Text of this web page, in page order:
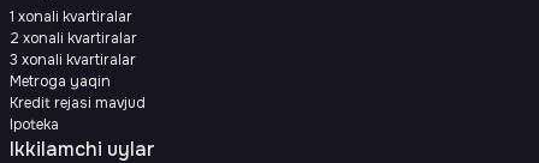
1 xonali kvartiralar
2 xonali kvartiralar
3 xonali kvartiralar
Metroga yaqin
Kredit rejasi mavjud
Ipoteka
Ikkilamchi uylar